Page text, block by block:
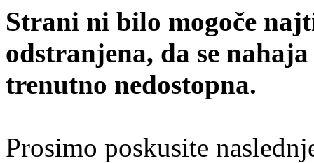
Strani ni bilo mogoče
odstranjena, da se
trenutno nedostopna.
Prosimo poskusite